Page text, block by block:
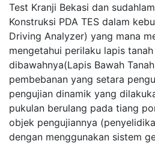
Test Kranji Bekasi dan
Konstruksi PDA TES dalam
Driving Analyzer) yang mana
mengetahui perilaku lapis
dibawahnya(Lapis Bawah
pembebanan yang setara
pengujian dinamik yang
pukulan berulang pada tiang
objek pengujiannya
dengan menggunakan sistem